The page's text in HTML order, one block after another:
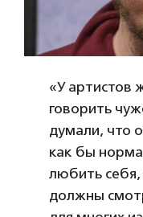
«У артистов
говорить
думали, что
как бы
любить себя,
должны